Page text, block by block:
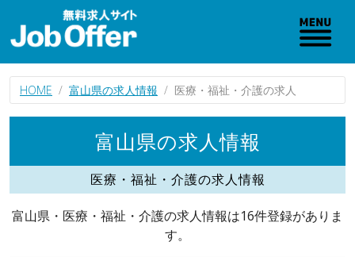
HOME 富山県の求人情報 医療・福祉・介護の求人
富山県の求人情報
医療・福祉・介護の求人情報
富山県・医療・福祉・介護の求人情報は16件登録がありま
す。